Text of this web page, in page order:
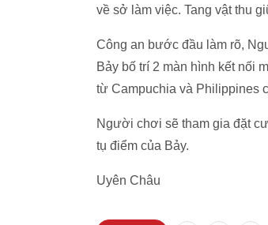
về sở làm việc. Tang vật thu
Công an bước đầu làm rõ,
Bảy bố trí 2 màn hình kết nối
từ Campuchia và Philippines
Người chơi sẽ tham gia đặt
tụ điểm của Bảy.
Uyên Châu